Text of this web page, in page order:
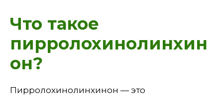
Что такое
пирролохинолинхин
он?
Пирролохинолинхинон — это